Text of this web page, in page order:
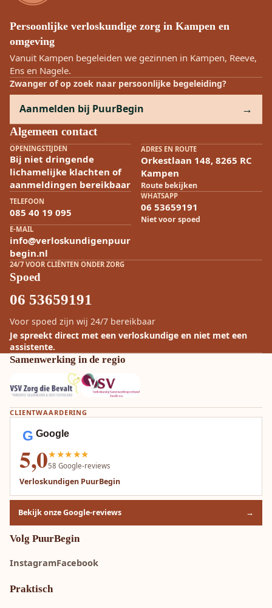
Persoonlijke verloskundige zorg in Kampen en
omgeving
Vanuit Kampen begeleiden we gezinnen in Kampen, Reeve,
Ens en Nagele.
Zwanger of op zoek naar persoonlijke begeleiding?
Aanmelden bij PuurBegin
Algemeen contact
OPENINGSTIJDEN
Bij niet dringende
lichamelijke klachten of
aanmeldingen bereikbaar
ADRES EN ROUTE
Orkestlaan 148, 8265 RC
Kampen
Route bekijken
TELEFOON
085 40 19 095
WHATSAPP
06 53659191
Niet voor spoed
E-MAIL
info@verloskundigenpuur
begin.nl
24/7 VOOR CLIËNTEN ONDER ZORG
Spoed
06 53659191
Voor spoed zijn wij 24/7 bereikbaar
Je spreekt direct met een verloskundige en niet met een
assistente.
Samenwerking in de regio
CLIENTWAARDERING
G Google
5,0★★★★★
58 Google-reviews
Verloskundigen PuurBegin
Bekijk onze Google-reviews →
Volg PuurBegin
InstagramFacebook
Praktisch